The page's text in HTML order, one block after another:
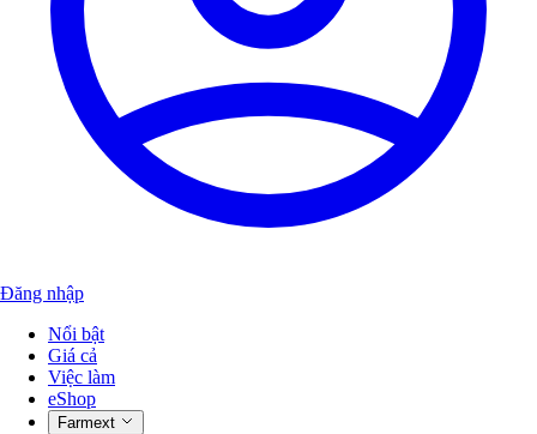
Đăng nhập
Nổi bật
Giá cả
Việc làm
eShop
Farmext